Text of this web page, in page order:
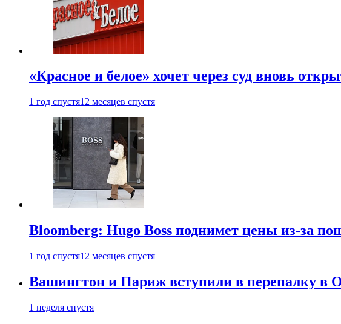
«Красное и белое» хочет через суд вновь
1 год спустя12 месяцев спустя
Bloomberg: Hugo Boss поднимет цены из-за
1 год спустя12 месяцев спустя
Вашингтон и Париж вступили в перепалку в
1 неделя спустя